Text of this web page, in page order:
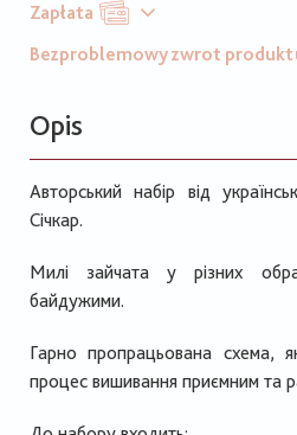
Zapłata
Bezproblemowy zwrot
Opis
Авторський набір від
Січкар.
Милі зайчата у різних
байдужими.
Гарно пропрацьована схема,
процес вишивання приємним та